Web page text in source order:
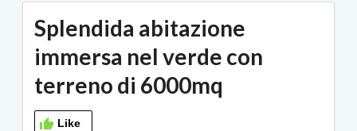
Splendida abitazione
immersa nel verde con
terreno di 6000mq
Like